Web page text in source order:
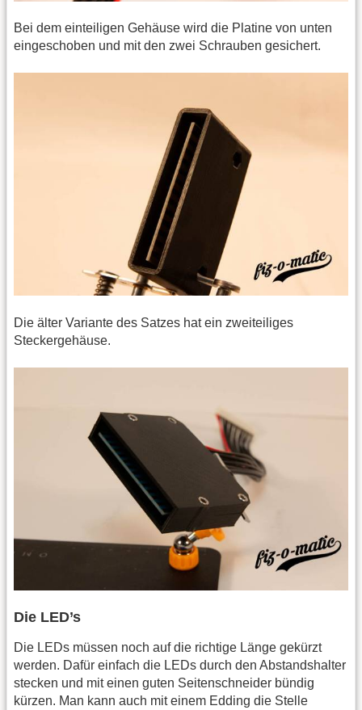
Bei dem einteiligen Gehäuse wird die Platine von unten
eingeschoben und mit den zwei Schrauben gesichert.
Die älter Variante des Satzes hat ein zweiteiliges
Steckergehäuse.
Die LED’s
Die LEDs müssen noch auf die richtige Länge gekürzt
werden. Dafür einfach die LEDs durch den Abstandshalter
stecken und mit einen guten Seitenschneider bündig
kürzen. Man kann auch mit einem Edding die Stelle